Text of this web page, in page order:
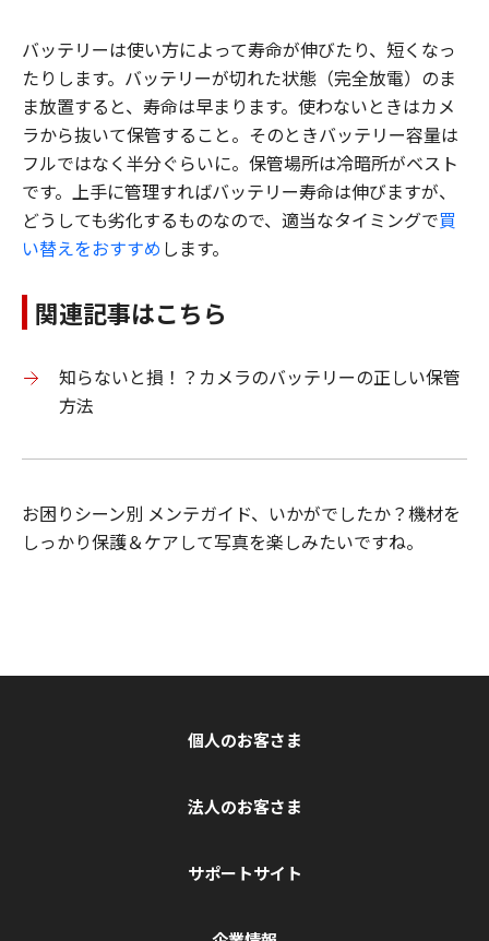
バッテリーは使い方によって寿命が伸びたり、短くなっ
たりします。バッテリーが切れた状態（完全放電）のま
ま放置すると、寿命は早まります。使わないときはカメ
ラから抜いて保管すること。そのときバッテリー容量は
フルではなく半分ぐらいに。保管場所は冷暗所がベスト
です。上手に管理すればバッテリー寿命は伸びますが、
どうしても劣化するものなので、適当なタイミングで買
い替えをおすすめ します。
関連記事はこちら
知らないと損！？カメラのバッテリーの正しい保管
方法
お困りシーン別 メンテガイド、いかがでしたか？機材を
しっかり保護＆ケアして写真を楽しみたいですね。
個人のお客さま
法人のお客さま
サポートサイト